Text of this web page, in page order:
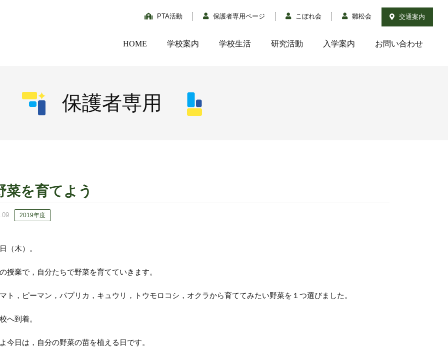
PTA活動 保護者専用ページ こぼれ会 雛松会 交通案内
HOME 学校案内 学校生活 研究活動 入学案内 お問い合わせ
保護者専用
菜を育てよう
2019年度
（木）。
授業で，自分たちで野菜を育てていきます。
ト，ピーマン，パプリカ，キュウリ，トウモロコシ，オクラから育ててみたい野菜を１つ選びました。
へ到着。
今日は，自分の野菜の苗を植える日です。